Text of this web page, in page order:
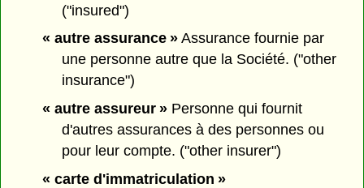
("insured")
« autre assurance »Assurance fournie par
une personne autre que la Société. ("other
insurance")
« autre assureur »Personne qui fournit
d'autres assurances à des personnes ou
pour leur compte. ("other insurer")
« carte d'immatriculation »